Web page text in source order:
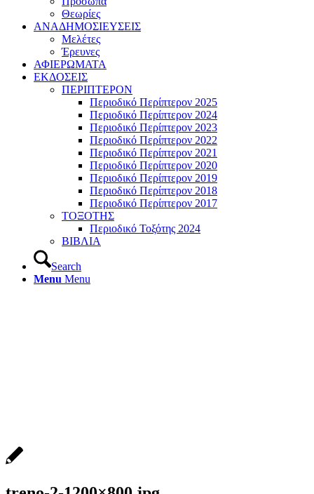
Θεωρίες
ΑΝΑΔΗΜΟΣΙΕΥΣΕΙΣ
Μελέτες
Έρευνες
ΑΦΙΕΡΩΜΑΤΑ
ΕΚΔΟΣΕΙΣ
ΠΕΡΙΠΤΕΡΟΝ
Περιοδικό Περίπτερον 2025
Περιοδικό Περίπτερον 2024
Περιοδικό Περίπτερον 2023
Περιοδικό Περίπτερον 2022
Περιοδικό Περίπτερον 2021
Περιοδικό Περίπτερον 2020
Περιοδικό Περίπτερον 2019
Περιοδικό Περίπτερον 2018
Περιοδικό Περίπτερον 2017
ΤΟΞΟΤΗΣ
Περιοδικό Τοξότης 2024
ΒΙΒΛΙΑ
Search
Menu Menu